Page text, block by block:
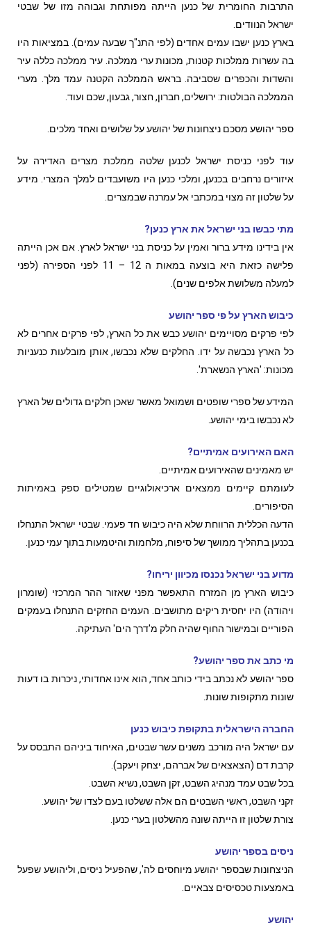
התרבות החומרית של כנען הייתה מפותחת וגבוהה מזו של שבטי
ישראל הנוודים.
בארץ כנען ישבו עמים אחדים (לפי התנ"ך שבעה עמים). במציאות היו
בה עשרות ממלכות קטנות, מכונות ערי ממלכה. עיר ממלכה כללה עיר
והשדות והכפרים שסביבה. בראש הממלכה הקטנה עמד מלך. מערי
הממלכה הבולטות: ירושלים, חברון, חצור, גבעון, שכם ועוד.
ספר יהושע מסכם ניצחונות של יהושע על שלושים ואחד מלכים.
עוד לפני כניסת ישראל לכנען שלטה ממלכת מצרים האדירה על
איזורים נרחבים בכנען, ומלכי כנען היו משועבדים למלך המצרי. מידע
על שלטון זה מצוי במכתבי אל עמרנה שבמצרים.
מתי כבשו בני ישראל את ארץ כנען?
אין בידינו מידע ברור ואמין על כניסת בני ישראל לארץ. אם אכן הייתה
פלישה כזאת היא בוצעה במאות ה 12 – 11 לפני הספירה (לפני
למעלה משלושת אלפים שנים).
כיבוש הארץ על פי ספר יהושע
לפי פרקים מסויימים יהושע כבש את כל הארץ, לפי פרקים אחרים לא
כל הארץ נכבשה על ידו. החלקים שלא נכבשו, אותן מובלעות כנעניות
מכונות: 'הארץ הנשארת'.
המידע של ספרי שופטים ושמואל מאשר שאכן חלקים גדולים של הארץ
לא נכבשו בימי יהושע.
האם האירועים אמיתיים?
יש מאמינים שהאירועים אמיתיים.
לעומתם קיימים ממצאים ארכיאולוגיים שמטילים ספק באמיתות
הסיפורים.
הדעה הכללית הרווחת שלא היה כיבוש חד פעמי. שבטי ישראל התנחלו
בכנען בתהליך ממושך של סיפוח, מלחמות והיטמעות בתוך עמי כנען.
מדוע בני ישראל נכנסו מכיוון יריחו?
כיבוש הארץ מן המזרח התאפשר מפני שאזור ההר המרכזי (שומרון
ויהודה) היו יחסית ריקים מתושבים. העמים החזקים התנחלו בעמקים
הפוריים ובמישור החוף שהיה חלק מ'דרך הים' העתיקה.
מי כתב את ספר יהושע?
ספר יהושע לא נכתב בידי כותב אחד, הוא אינו אחדותי, ניכרות בו דעות
שונות מתקופות שונות.
החברה הישראלית בתקופת כיבוש כנען
עם ישראל היה מורכב משנים עשר שבטים, האיחוד ביניהם התבסס על
קרבת דם (הצאצאים של אברהם, יצחק ויעקב).
בכל שבט עמד מנהיג השבט, זקן השבט, נשיא השבט.
זקני השבט, ראשי השבטים הם אלה ששלטו בעם לצדו של יהושע.
צורת שלטון זו הייתה שונה מהשלטון בערי כנען.
ניסים בספר יהושע
הניצחונות שבספר יהושע מיוחסים לה', שהפעיל ניסים, וליהושע שפעל
באמצעות טכסיסים צבאיים.
יהושע